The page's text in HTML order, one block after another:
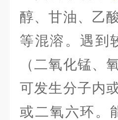
醇、甘油、乙
等混溶。遇到
（二氧化锰、
可发生分子内
或二氧六环。